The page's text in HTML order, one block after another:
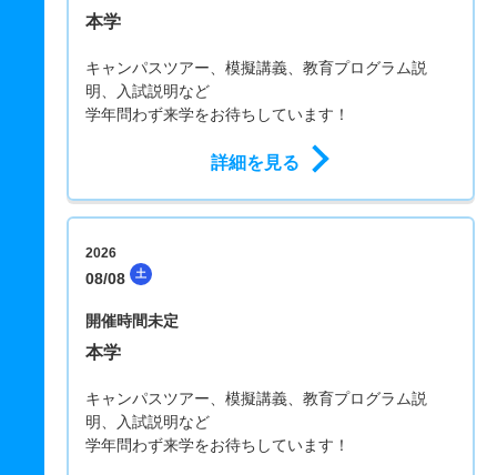
本学
キャンパスツアー、模擬講義、教育プログラム説
明、入試説明など
学年問わず来学をお待ちしています！
詳細を見る
2026
08/08 土
開催時間未定
本学
キャンパスツアー、模擬講義、教育プログラム説
明、入試説明など
学年問わず来学をお待ちしています！